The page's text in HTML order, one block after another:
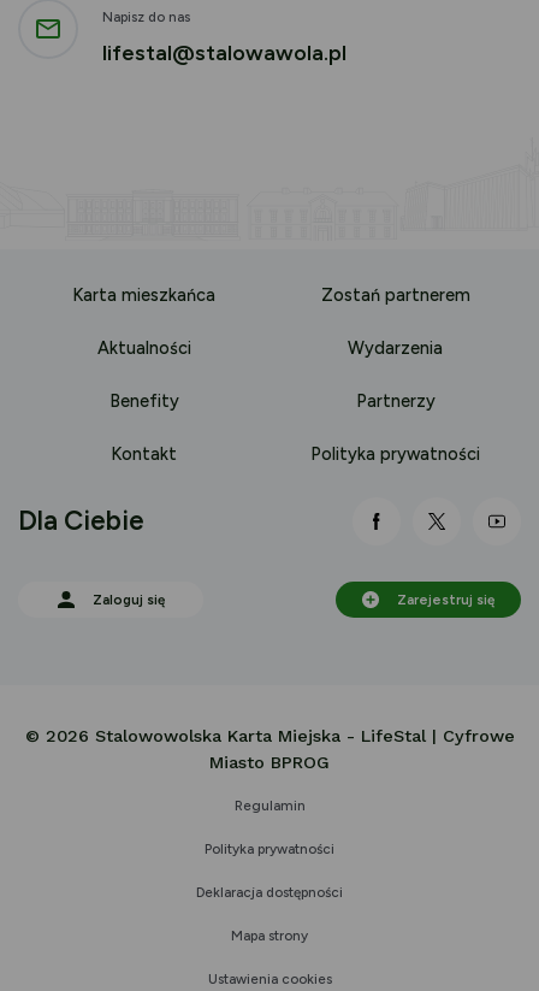
Napisz do nas
lifestal@stalowawola.pl
Karta mieszkańca Zostań partnerem
Aktualności Wydarzenia
Benefity Partnerzy
Kontakt Polityka prywatności
link otwiera się
link
Dla Ciebie
Zaloguj się Zarejestruj się
© 2026 Stalowowolska Karta Miejska - LifeStal | Cyfrowe
Miasto BPROG
Regulamin
Polityka prywatności
Deklaracja dostępności
Mapa strony
Ustawienia cookies